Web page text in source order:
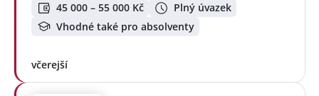
45 000 – 55 000 Kč
Plný úvazek
Vhodné také pro absolventy
včerejší